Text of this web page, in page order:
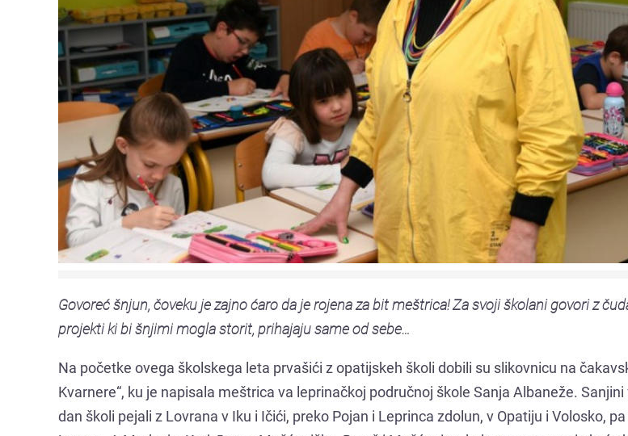
Govoreć šnjun, čoveku je zajno ćaro da je rojena za bit meštrica! Za svoji školani govori z
projekti ki bi šnjimi mogla storit, prihajaju same od sebe…
Na početke ovega školskega leta prvašići z opatijskeh školi dobili su slikovnicu na
Kvarnere“, ku je napisala meštrica va leprinačkoj područnoj škole Sanja Albaneže.
dan školi pejali z Lovrana v Iku i Ičići, preko Pojan i Leprinca zdolun, v Opatiju i Volosko,